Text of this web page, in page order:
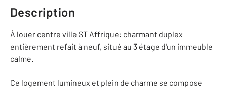
Description
À louer centre ville ST Affrique: charmant duplex
entièrement refait à neuf, situé au 3 étage d'un immeuble
calme.
Ce logement lumineux et plein de charme se compose